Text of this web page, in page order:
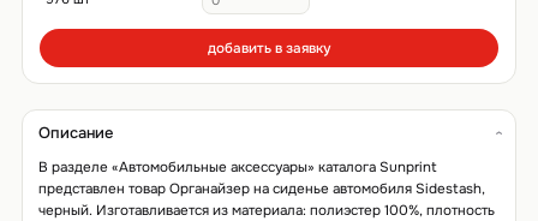
добавить в заявку
Описание
В разделе «Автомобильные аксессуары» каталога Sunprint
представлен товар Органайзер на сиденье автомобиля Sidestash,
черный. Изготавливается из материала: полиэстер 100%, плотность